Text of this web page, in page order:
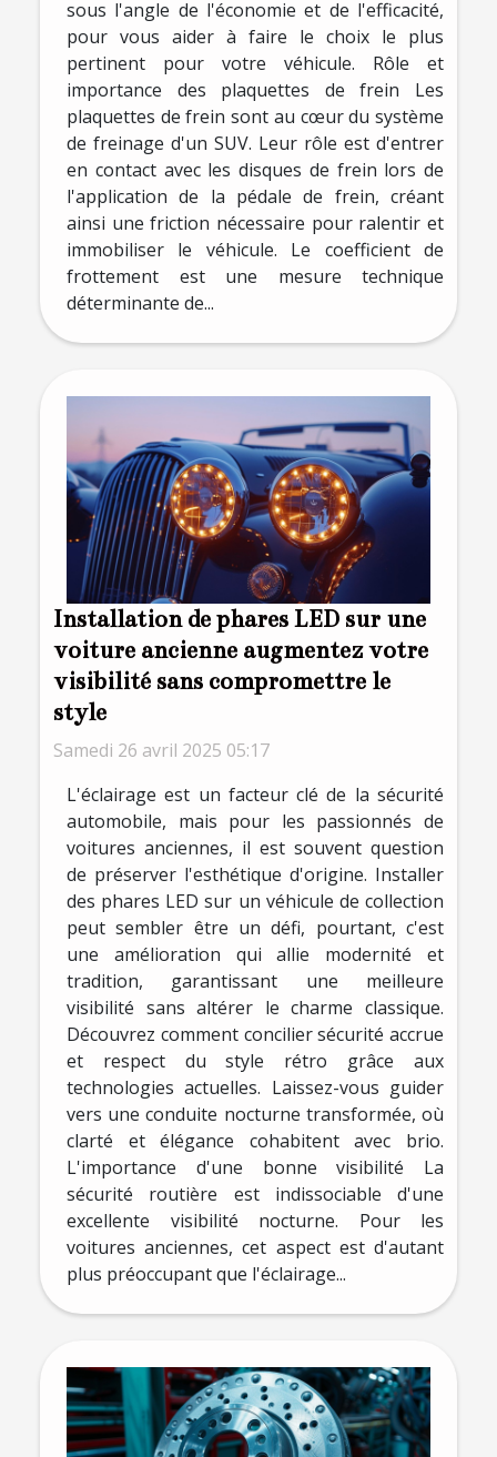
sous l'angle de l'économie et de l'efficacité,
pour vous aider à faire le choix le plus
pertinent pour votre véhicule. Rôle et
importance des plaquettes de frein Les
plaquettes de frein sont au cœur du système
de freinage d'un SUV. Leur rôle est d'entrer
en contact avec les disques de frein lors de
l'application de la pédale de frein, créant
ainsi une friction nécessaire pour ralentir et
immobiliser le véhicule. Le coefficient de
frottement est une mesure technique
déterminante de...
Installation de phares LED sur une
voiture ancienne augmentez votre
visibilité sans compromettre le
style
Samedi 26 avril 2025 05:17
L'éclairage est un facteur clé de la sécurité
automobile, mais pour les passionnés de
voitures anciennes, il est souvent question
de préserver l'esthétique d'origine. Installer
des phares LED sur un véhicule de collection
peut sembler être un défi, pourtant, c'est
une amélioration qui allie modernité et
tradition, garantissant une meilleure
visibilité sans altérer le charme classique.
Découvrez comment concilier sécurité accrue
et respect du style rétro grâce aux
technologies actuelles. Laissez-vous guider
vers une conduite nocturne transformée, où
clarté et élégance cohabitent avec brio.
L'importance d'une bonne visibilité La
sécurité routière est indissociable d'une
excellente visibilité nocturne. Pour les
voitures anciennes, cet aspect est d'autant
plus préoccupant que l'éclairage...